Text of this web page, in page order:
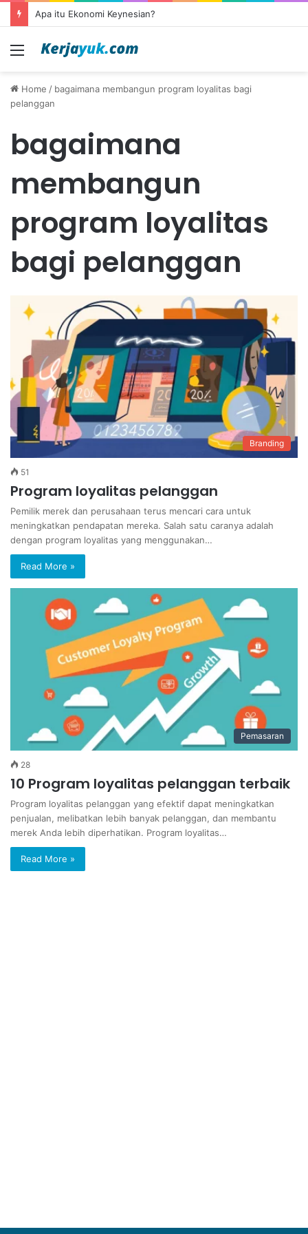
Apa itu Ekonomi Keynesian?
Menu
Home / bagaimana membangun program loyalitas bagi
pelanggan
bagaimana
membangun
program loyalitas
bagi pelanggan
Branding
51
Program loyalitas pelanggan
Pemilik merek dan perusahaan terus mencari cara untuk
meningkatkan pendapatan mereka. Salah satu caranya adalah
dengan program loyalitas yang menggunakan…
Read More »
Pemasaran
28
10 Program loyalitas pelanggan terbaik
Program loyalitas pelanggan yang efektif dapat meningkatkan
penjualan, melibatkan lebih banyak pelanggan, dan membantu
merek Anda lebih diperhatikan. Program loyalitas…
Read More »